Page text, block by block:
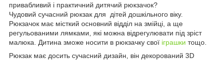
привабливий і практичний дитячий рюкзачок?
Чудовий сучасний рюкзак для дітей дошкільного віку.
Рюкзачок має місткий основний відділ на змійці, а ще
регульованими лямками, які можна відрегулювати під зріст
малюка. Дитина зможе носити в рюкзачку свої іграшки тощо.
Рюкзак має досить сучасний дизайн, він декорований 3D